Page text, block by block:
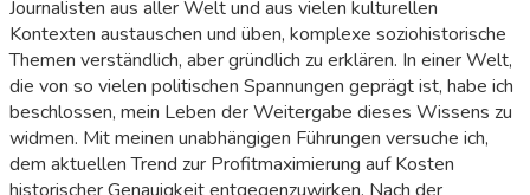
Journalisten aus aller Welt und aus vielen kulturellen
Kontexten austauschen und üben, komplexe soziohistorische
Themen verständlich, aber gründlich zu erklären. In einer Welt,
die von so vielen politischen Spannungen geprägt ist, habe ich
beschlossen, mein Leben der Weitergabe dieses Wissens zu
widmen. Mit meinen unabhängigen Führungen versuche ich,
dem aktuellen Trend zur Profitmaximierung auf Kosten